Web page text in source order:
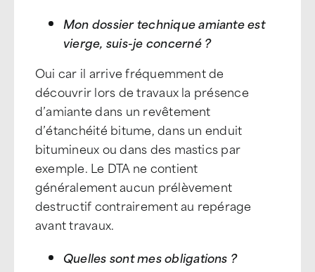
Mon dossier technique amiante est
vierge, suis-je concerné ?
Oui car il arrive fréquemment de
découvrir lors de travaux la présence
d’amiante dans un revêtement
d’étanchéité bitume, dans un enduit
bitumineux ou dans des mastics par
exemple. Le DTA ne contient
généralement aucun prélèvement
destructif contrairement au repérage
avant travaux.
Quelles sont mes obligations ?